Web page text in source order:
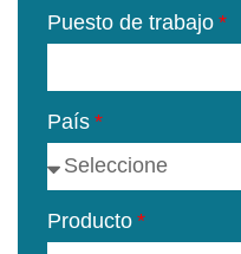
Puesto de trabajo
País
Producto